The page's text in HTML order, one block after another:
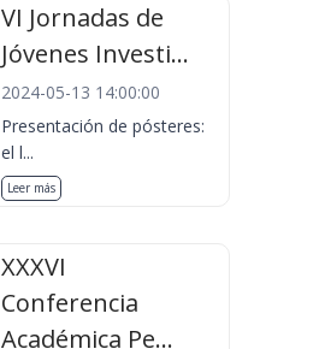
VI Jornadas de
Jóvenes Investi...
2024-05-13 14:00:00
Presentación de pósteres:
el l...
Leer más
XXXVI
Conferencia
Académica Pe...